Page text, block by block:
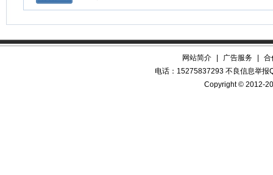
网站简介 广告服务
合
电话：15275837293 不良信息举
Copyright © 2012-